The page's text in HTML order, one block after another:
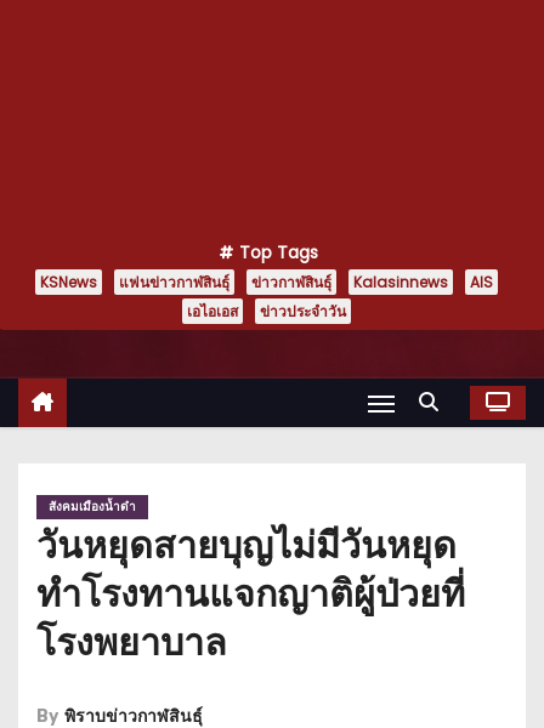
Top Tags
KSNews แฟนข่าวกาฬสินธุ์ ข่าวกาฬสินธุ์ Kalasinnews
AIS
เอไอเอส
ข่าวประจำวัน
สังคมเมืองน้ำดำ
วันหยุดสายบุญไม่มีวันหยุด
ทำโรงทานแจกญาติผู้ป่วยที่
โรงพยาบาล
By พิราบข่าวกาฬสินธุ์